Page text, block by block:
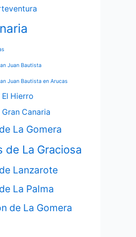
Juan Bautista
Juan Bautista en Arucas
Hierro
Canaria
La Gomera
de La Graciosa
Lanzarote
La Palma
de La Gomera